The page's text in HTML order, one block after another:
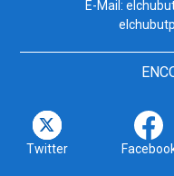
E-Mail:
Twitter